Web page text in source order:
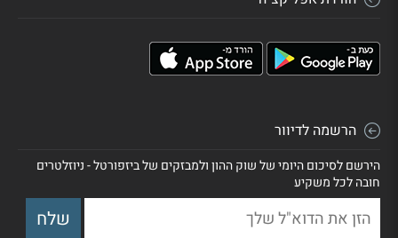
הרשמה לדיוור
הירשם לסיכום היומי של שוק ההון ולמבזקים של ביזפורטל - ניוזלטרים
חובה לכל משקיע